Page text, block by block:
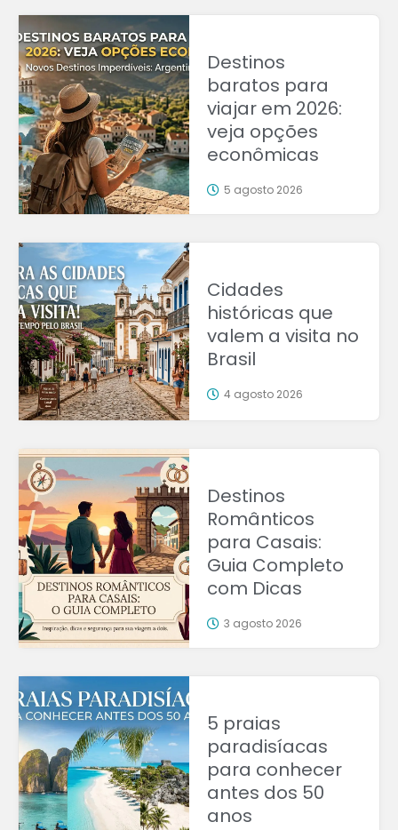
Destinos
baratos para
viajar em 2026:
veja opções
econômicas
5 agosto 2026
Cidades
históricas que
valem a visita no
Brasil
4 agosto 2026
Destinos
Românticos
para Casais:
Guia Completo
com Dicas
3 agosto 2026
5 praias
paradisíacas
para conhecer
antes dos 50
anos